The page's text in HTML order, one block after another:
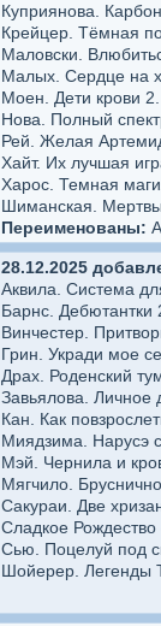
Куприянова.
Крейцер. Тёмная
Маловски.
Малых. Сердце на
Моен. Дети крови
Нова. Полный
Рей. Желая
Хайт. Их лучшая
Харос. Темная
Шиманская.
Переименованы:
28.12.2025
Аквила. Система
Барнс.
Винчестер.
Грин. Укради мое
Драх. Роденский
Завьялова. Личное
Кан. Как
Миядзима. Нарусэ
Мэй. Чернила и
Мягчило.
Сакураи. Две
Сладкое Рождество
Сью. Поцелуй под
Шойерер. Легенды